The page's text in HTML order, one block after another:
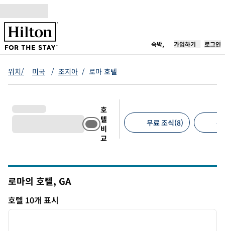
콘텐츠로 이동
숙박, 새 탭 열림
가입하기 로그인
위치/ 미국 / 조지아 / 로마 호텔
호
텔
비
교
무료 조식(8) 무
로마의 호텔, GA
호텔 10개 표시
호텔 10개 표시
1/3
다음